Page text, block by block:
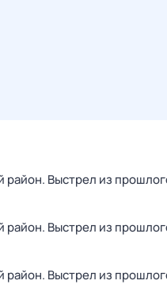
район. Выстрел из
район. Выстрел из
район. Выстрел из